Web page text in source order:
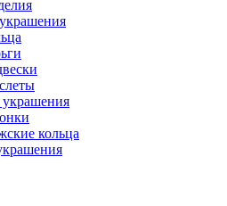
кольца